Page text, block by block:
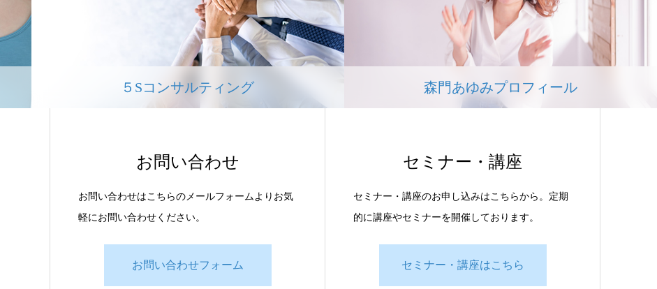
５Sコンサルティング 森門あゆみプロフィール
お問い合わせ
お問い合わせはこちらのメールフォームよりお気
軽にお問い合わせください。
お問い合わせフォーム
セミナー・講座
セミナー・講座のお申し込みはこちらから。定期
的に講座やセミナーを開催しております。
セミナー・講座はこちら